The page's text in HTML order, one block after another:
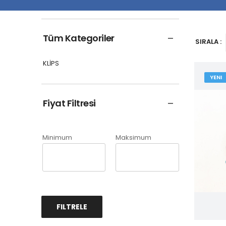
Tüm Kategoriler
KLİPS
Fiyat Filtresi
Minimum Maksimum
FILTRELE
SIRALA :
YENI